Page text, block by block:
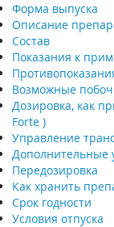
Форма выпуска
Описание
Состав
Показания к
Возможные
Дозировка, как
Forte )
Управление
Дополнительные
Передозировка
Как хранить
Срок годности
Условия отпуска